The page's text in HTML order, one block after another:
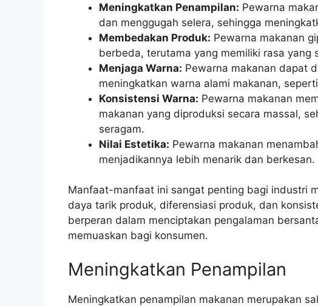
Meningkatkan Penampilan: Pewarna
dan menggugah selera, sehingga
Membedakan Produk: Pewarna makanan
berbeda, terutama yang memiliki rasa yang
Menjaga Warna: Pewarna makanan dapat
meningkatkan warna alami makanan,
Konsistensi Warna: Pewarna makanan
makanan yang diproduksi secara massal,
seragam.
Nilai Estetika: Pewarna makanan
menjadikannya lebih menarik dan berkesan.
Manfaat-manfaat ini sangat penting bagi industri
daya tarik produk, diferensiasi produk, dan
berperan dalam menciptakan pengalaman
memuaskan bagi konsumen.
Meningkatkan Penampilan
Meningkatkan penampilan makanan merupakan